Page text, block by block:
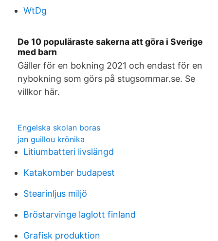
WtDg
De 10 populäraste sakerna att göra i Sverige
med barn
Gäller för en bokning 2021 och endast för en
nybokning som görs på stugsommar.se. Se
villkor här.
Engelska skolan boras
jan guillou krönika
Litiumbatteri livslängd
Katakomber budapest
Stearinljus miljö
Bröstarvinge laglott finland
Grafisk produktion